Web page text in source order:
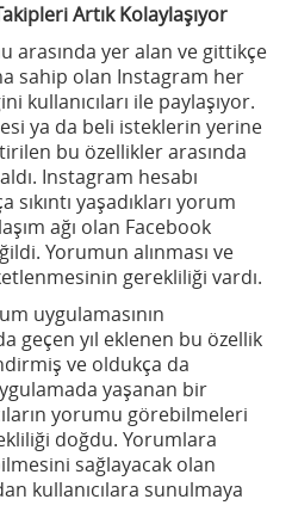
Artık Kolaylaşıyor
arasında yer alan ve gittikçe
sahip olan Instagram her
kullanıcıları ile paylaşıyor.
ya da beli isteklerin yerine
bu özellikler arasında
Instagram hesabı
yaşadıkları yorum
ağı olan Facebook
Yorumun alınması ve
gerekliliği vardı.
uygulamasının
geçen yıl eklenen bu özellik
ve oldukça da
yaşanan bir
yorumu görebilmeleri
doğdu. Yorumlara
sağlayacak olan
kullanıcılara sunulmaya